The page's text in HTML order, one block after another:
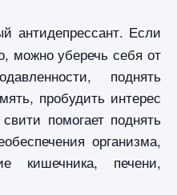
антидепрессант. Если
можно уберечь себя от
поднять
пробудить интерес
помогает поднять
организма,
кишечника, печени,